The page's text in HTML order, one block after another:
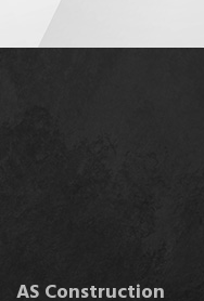
AS Construction